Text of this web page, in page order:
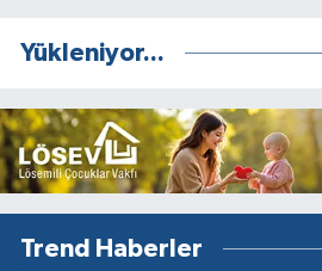
Yükleniyor...
Trend Haberler